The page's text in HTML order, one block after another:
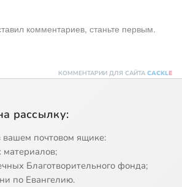
комментариев, станьте первым.
КОММЕНТАРИИ ДЛЯ САЙТА CACKLE
рассылку:
почтовом ящике:
Благотворительного фонда;
по Евангелию.